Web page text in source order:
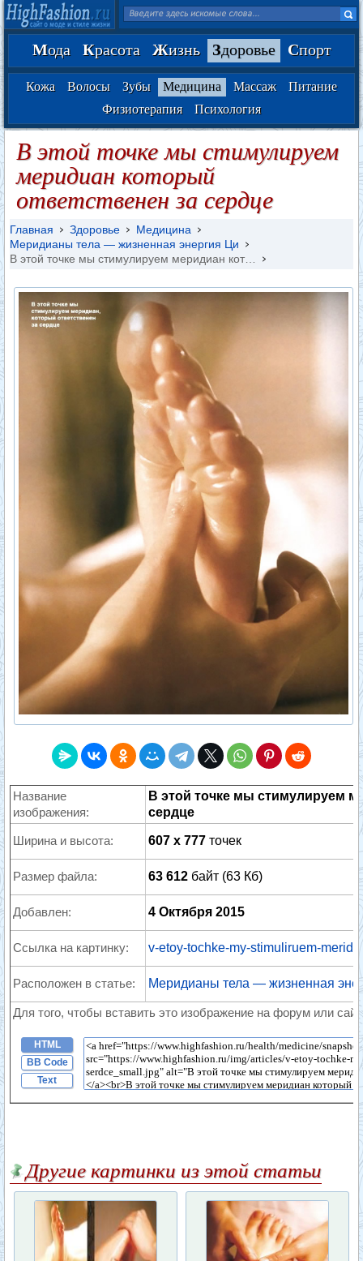
Мода Красота Жизнь Здоровье Спорт
Кожа Волосы Зубы Медицина Массаж
Питание
Физиотерапия
Психология
В этой точке мы стимулируем
меридиан который
ответственен за сердце
Главная Здоровье
Медицина
Меридианы тела — жизненная энергия Ци
В этой точке мы стимулируем меридиан кот…
Название
изображения:
В этой точке мы стимулируем
сердце
Ширина и высота: 607 x 777 точек
Размер файла: 63 612 байт (63 Кб)
Добавлен: 4 Октября 2015
Ссылка на картинку: v-etoy-tochke-my-stimuliruem-
Расположен в статье: Меридианы тела — жизненная
Для того, чтобы вставить это изображение на форум или
HTML
BB Code
Text
Другие картинки из этой статьи